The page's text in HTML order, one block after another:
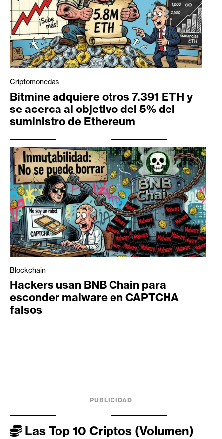
Criptomonedas
Bitmine adquiere otros 7.391 ETH y
se acerca al objetivo del 5% del
suministro de Ethereum
Blockchain
Hackers usan BNB Chain para
esconder malware en CAPTCHA
falsos
PUBLICIDAD
Las Top 10 Criptos (Volumen)